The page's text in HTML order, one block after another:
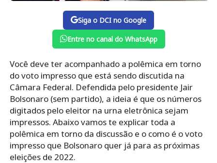
Siga o DCI no Google
Entre no canal do WhatsApp
Você deve ter acompanhado a polêmica em torno
do voto impresso que está sendo discutida na
Câmara Federal. Defendida pelo presidente Jair
Bolsonaro (sem partido), a ideia é que os números
digitados pelo eleitor na urna eletrônica sejam
impressos. Abaixo vamos te explicar toda a
polêmica em torno da discussão e o como é o voto
impresso que Bolsonaro quer já para as próximas
eleições de 2022.